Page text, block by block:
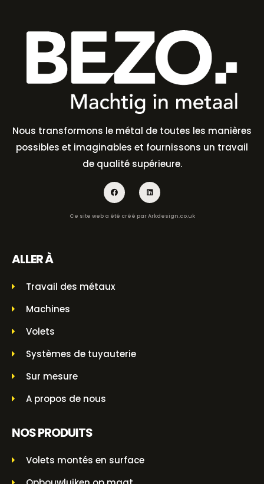
Nous transformons le métal de toutes les manières
possibles et imaginables et fournissons un travail
de qualité supérieure.
Ce site web a été créé parArkdesign.co.uk
ALLER À
Travail des métaux
Machines
Volets
Systèmes de tuyauterie
Sur mesure
A propos de nous
NOS PRODUITS
Volets montés en surface